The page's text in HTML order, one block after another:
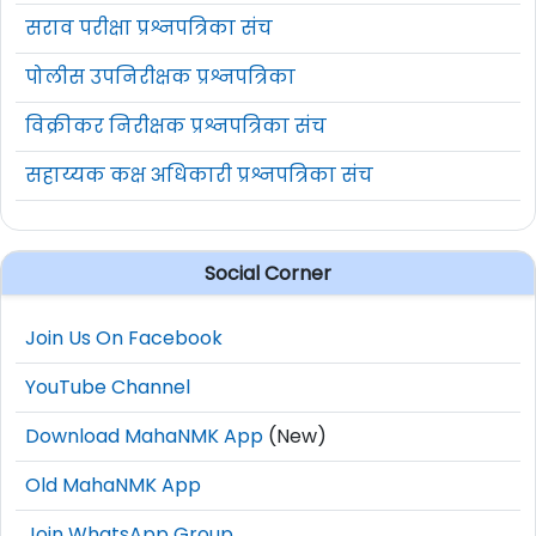
२७
०१) कोणताही वैद्यकीय पदवीधर ०२)
अनुभव
२८
०१) कोणताही वैद्यकीय पदवीधर ०२)
अनुभव
०१) एम.एस्सी ०२) अनुभव
३१
०१) कोणताही वैद्यकीय पदवीधर ०२)
३२
०१) बीई सिव्हिल ०२) अनुभव
वयाची अट :२६ फेब्रुवारी २०२२ रोजी १८ वर्षे ते ३८/७०
वर्षापर्यंत [राखीव प्रवर्ग - ०५ वर्षे सूट]
सराव परीक्षा प्रश्नपत्रिका संच
पोलीस उपनिरीक्षक प्रश्नपत्रिका
विक्रीकर निरीक्षक प्रश्नपत्रिका संच
सहाय्यक कक्ष अधिकारी प्रश्नपत्रिका संच
Social Corner
Join Us On Facebook
YouTube Channel
Download MahaNMK App (New)
Old MahaNMK App